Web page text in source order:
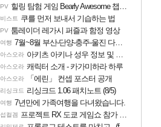
PV 힐링 탐험 게임 Bearly Awesome 챕터 1 트레일러
비스트 쿠를 먼저 보내서 기습하는 법
PV 툼레이더 레가시 퍼즐과 함정 영상
여행 7월~8월 부산-단양-충주-울진 다녀왔어요~
아스오라 아키츠 아키나 성우 정보 및 주요 필모
아스오라 캐릭터 소개 - 카가미하라 하루
아스오라 「에린」 컨셉 포스터 공개
리싱크드 리싱크드 1.06 패치노트 (8/5)
여행 7년만에 가족여행을 다녀왔습니다.
섭컬겜 프로젝트 RX 도쿄 게임쇼 참가 결정